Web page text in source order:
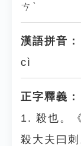
ㄘˋ
漢語拼音：
cì
正字釋義：
1. 殺也。
殺大夫曰